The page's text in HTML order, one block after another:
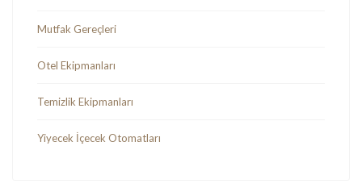
Mutfak Gereçleri
Otel Ekipmanları
Temizlik Ekipmanları
Yiyecek İçecek Otomatları